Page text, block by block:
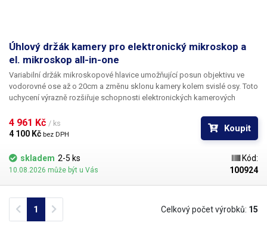
Úhlový držák kamery pro elektronický mikroskop a
el. mikroskop all-in-one
Variabilní držák mikroskopové hlavice umožňující posun objektivu ve
vodorovné ose až o 20cm a změnu sklonu kamery kolem svislé osy. Toto
uchycení výrazně rozšiřuje schopnosti elektronických kamerových
úhlem až do vodorovného uložení kamery. Jedná se o volitelné
příslušenství k výše zmíněným typům mikroskopů.
4 961 Kč / ks
4 100 Kč bez DPH
Koupit
skladem 2-5 ks
10.08.2026 může být u Vás
Kód:
100924
Previous
1 Celkový počet výrobků: 15